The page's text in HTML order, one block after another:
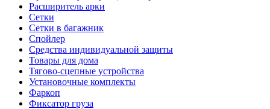
Расширитель арки
Сетки
Сетки в багажник
Спойлер
Средства индивидуальной защиты
Товары для дома
Тягово-сцепные устройства
Установочные комплекты
Фаркоп
Фиксатор груза